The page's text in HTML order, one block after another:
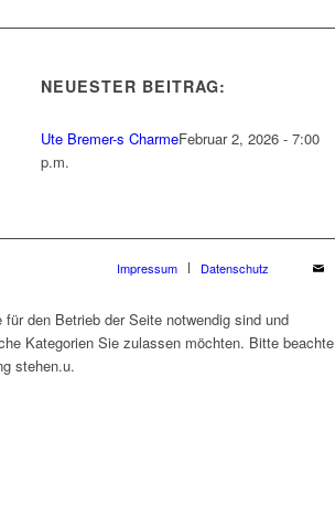
NEUESTER BEITRAG:
Ute Bremer-s CharmeFebruar 2, 2026 - 7:00
p.m.
Impressum Datenschutz
den Betrieb der Seite notwendig sind und
Kategorien Sie zulassen möchten. Bitte beachte
stehen.u.